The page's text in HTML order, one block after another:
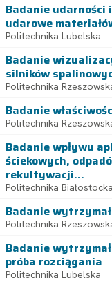
Badanie udarności
udarowe
Politechnika Lubelska
Badanie
silników
Politechnika
Badanie
Politechnika
Badanie wpływu
ściekowych,
rekultywacji...
Politechnika Białostocka
Badanie
Politechnika
Badanie
próba rozciągania
Politechnika Lubelska